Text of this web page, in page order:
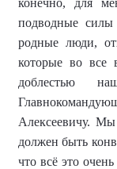
конечно, для
подводные
родные люди,
которые во все
доблестью
Алексеевичу.
должен быть
что всё это